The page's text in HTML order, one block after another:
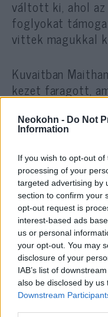
Neokohn - Do Not
Information
If you wish to opt-out
processing of your
targeted advertising by
section to confirm your
opt-out request is
interest-based ads
us or personal
your opt-out. You may
disclosure of your
IAB’s list of
also be disclosed by
Downstream
váltott ki, ahol
foglyokat
vittek magukkal
Kuvaitban
kezet faragott,
kanalát”.
Hasonlóan
Qatnani ammani
ábrázolt, akik a
lépnek, amely
szimbolizálja.
Az